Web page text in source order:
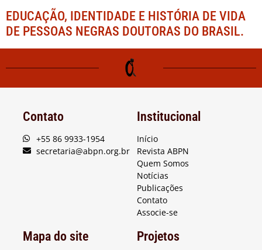
EDUCAÇÃO, IDENTIDADE E HISTÓRIA DE VIDA
DE PESSOAS NEGRAS DOUTORAS DO BRASIL.
Contato
+55 86 9933-1954
secretaria@abpn.org.br
Institucional
Início
Revista ABPN
Quem Somos
Notícias
Publicações
Contato
Associe-se
Mapa do site Projetos